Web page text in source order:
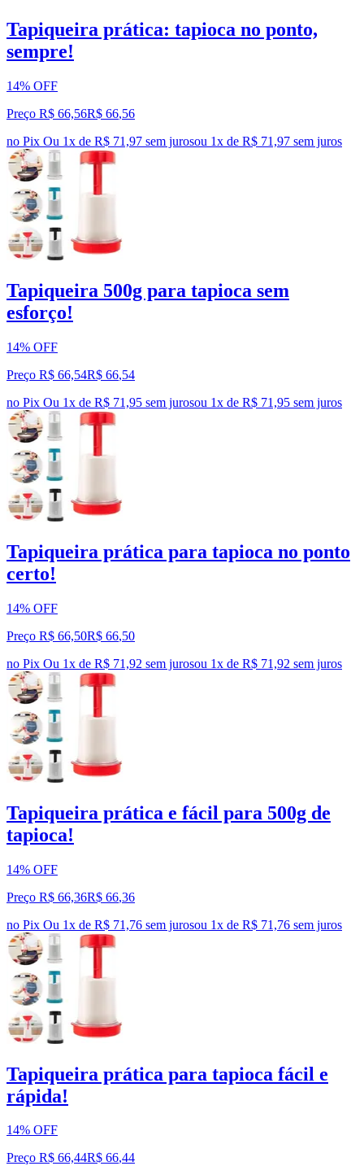
Tapiqueira prática: tapioca no ponto,
sempre!
14% OFF
Preço R$ 66,56R$ 66,56
no Pix Ou 1x de R$ 71,97 sem jurosou 1x de R$ 71,97 sem juros
Tapiqueira 500g para tapioca sem
esforço!
14% OFF
Preço R$ 66,54R$ 66,54
no Pix Ou 1x de R$ 71,95 sem jurosou 1x de R$ 71,95 sem juros
Tapiqueira prática para tapioca no ponto
certo!
14% OFF
Preço R$ 66,50R$ 66,50
no Pix Ou 1x de R$ 71,92 sem jurosou 1x de R$ 71,92 sem juros
Tapiqueira prática e fácil para 500g de
tapioca!
14% OFF
Preço R$ 66,36R$ 66,36
no Pix Ou 1x de R$ 71,76 sem jurosou 1x de R$ 71,76 sem juros
Tapiqueira prática para tapioca fácil e
rápida!
14% OFF
Preço R$ 66,44R$ 66,44